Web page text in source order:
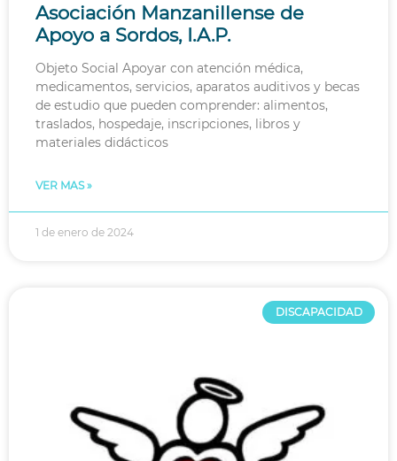
Asociación Manzanillense de
Apoyo a Sordos, I.A.P.
Objeto Social Apoyar con atención médica,
medicamentos, servicios, aparatos auditivos y becas
de estudio que pueden comprender: alimentos,
traslados, hospedaje, inscripciones, libros y
materiales didácticos
VER MAS »
1 de enero de 2024
DISCAPACIDAD